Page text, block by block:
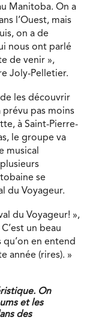
Manitoba. On a
l’Ouest, mais
on a de
nous ont parlé
de venir »,
Joly-Pelletier.
les découvrir
prévu pas moins
à Saint-Pierre-
le groupe va
musical
se
du Voyageur.
du Voyageur! »,
un beau
en entend
année (rires). »
On
et les
des